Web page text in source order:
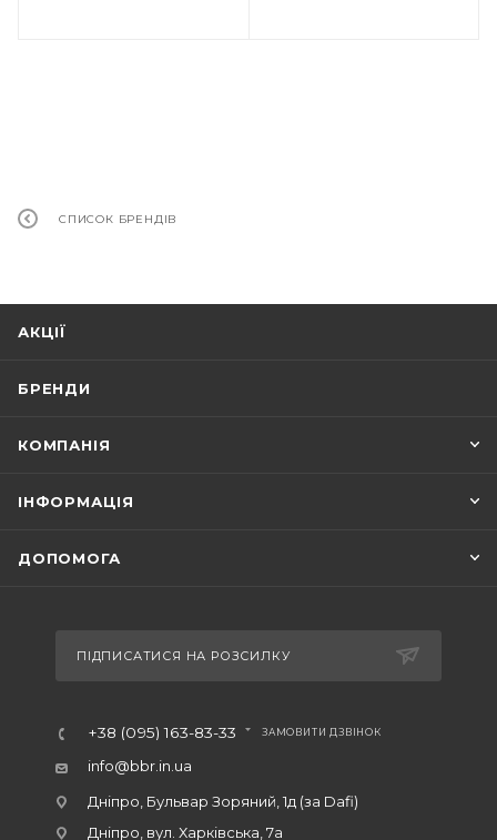
СПИСОК БРЕНДІВ
АКЦІЇ
БРЕНДИ
КОМПАНІЯ
ІНФОРМАЦІЯ
ДОПОМОГА
ПІДПИСАТИСЯ НА РОЗСИЛКУ
+38 (095) 163-83-33 ЗАМОВИТИ ДЗВІНОК
info@bbr.in.ua
Дніпро, Бульвар Зоряний, 1д (за Dafi)
Дніпро, вул. Харківська, 7а